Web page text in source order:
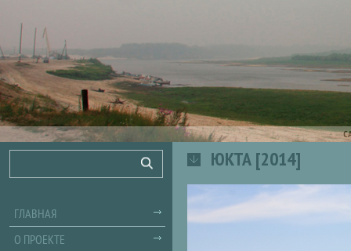
ЮКТА [2014]
Поиск
ГЛАВНАЯ
О ПРОЕКТЕ